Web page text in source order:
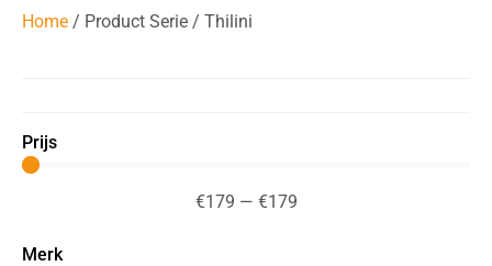
Prijs
€179 — €179
Merk
Home / Product Serie / Thilini